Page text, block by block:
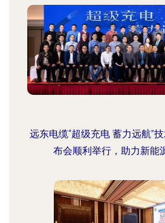
远东电缆“超级充电 蓄力远航”
布会顺利举行，助力新能